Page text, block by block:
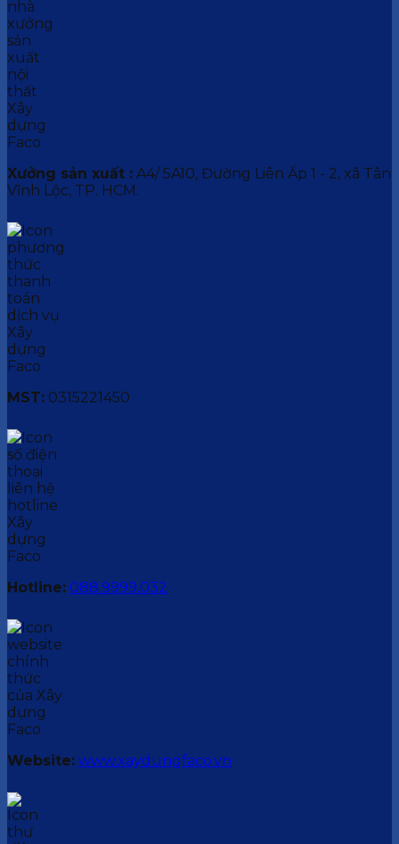
Xưởng sản xuất : A4/ 5A10, Đường Liên Ấp 1 - 2, xã Tân
Vĩnh Lộc, TP. HCM.
MST: 0315221450
Hotline: 088.9999.032
Website: www.xaydungfaco.vn